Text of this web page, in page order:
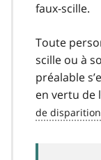
faux-scille.
Toute
scille ou à
préalable
en vertu de